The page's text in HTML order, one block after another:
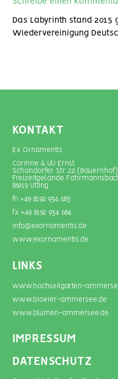
Das Labyrinth stand 2015
Wiedervereinigung
KONTAKT
Ex Ornamentis
Corinne & Uli Ernst
Schondorfer Str. 22 (Bauernhof)
Freizeitgelände
86919 Utting
fn +49 8192 934 683
fx +49 8192 934 684
info@exornamentis.de
www.exornamentis.de
LINKS
www.hochseilgarten-
www.bioeier-ammersee.de
www.blumen-­ammersee.de
IMPRESSUM
DATENSCHUTZ